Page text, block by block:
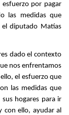
por pagar
las medidas que
el diputado Matías
dado el contexto
nos enfrentamos
el esfuerzo que
las medidas que
hogares para ir
con ello, ayudar al